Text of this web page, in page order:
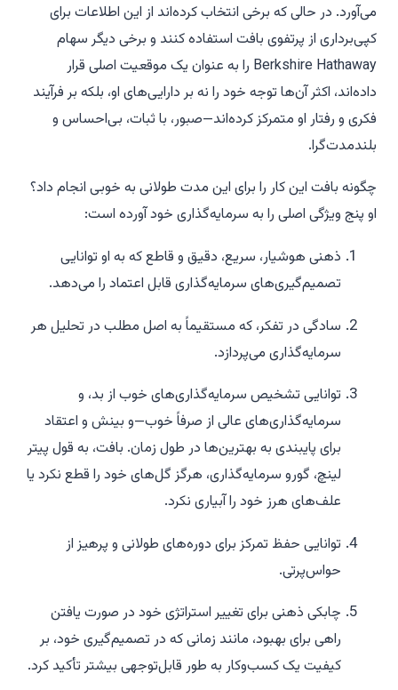
می‌آورد. در حالی که برخی انتخاب کرده‌اند از این اطلاعات برای
کپی‌برداری از پرتفوی بافت استفاده کنند و برخی دیگر سهام
Berkshire Hathaway را به عنوان یک موقعیت اصلی قرار
داده‌اند، اکثر آن‌ها توجه خود را نه بر دارایی‌های او، بلکه بر فرآیند
فکری و رفتار او متمرکز کرده‌اند—صبور، با ثبات، بی‌احساس و
بلندمدت‌گرا.
چگونه بافت این کار را برای این مدت طولانی به خوبی انجام داد؟
او پنج ویژگی اصلی را به سرمایه‌گذاری خود آورده است:
ذهنی هوشیار، سریع، دقیق و قاطع که به او توانایی
تصمیم‌گیری‌های سرمایه‌گذاری قابل اعتماد را می‌دهد.
سادگی در تفکر، که مستقیماً به اصل مطلب در تحلیل هر
سرمایه‌گذاری می‌پردازد.
توانایی تشخیص سرمایه‌گذاری‌های خوب از بد، و
سرمایه‌گذاری‌های عالی از صرفاً خوب—و بینش و اعتقاد
برای پایبندی به بهترین‌ها در طول زمان. بافت، به قول پیتر
لینچ، گورو سرمایه‌گذاری، هرگز گل‌های خود را قطع نکرد یا
علف‌های هرز خود را آبیاری نکرد.
توانایی حفظ تمرکز برای دوره‌های طولانی و پرهیز از
حواس‌پرتی.
چابکی ذهنی برای تغییر استراتژی خود در صورت یافتن
راهی برای بهبود، مانند زمانی که در تصمیم‌گیری خود، بر
کیفیت یک کسب‌وکار به طور قابل‌توجهی بیشتر تأکید کرد.